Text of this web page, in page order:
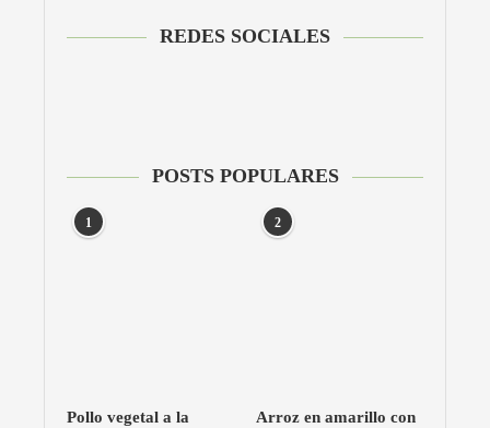
REDES SOCIALES
POSTS POPULARES
1
Pollo vegetal a la
2
Arroz en amarillo con